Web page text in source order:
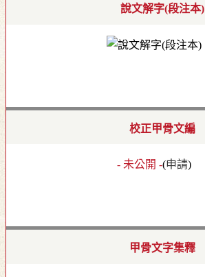
說文解字(段注本)
校正甲骨文編
- 未公開 -(申請)
甲骨文字集釋